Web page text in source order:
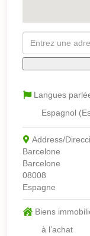
Langues
Espagnol
Address/
Barcelone
Barcelone
08008
Espagne
Biens
à l’achat